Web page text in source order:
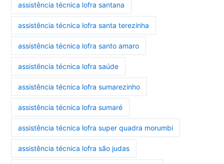
assistência técnica lofra santana
assistência técnica lofra santa terezinha
assistência técnica lofra santo amaro
assistência técnica lofra saúde
assistência técnica lofra sumarezinho
assistência técnica lofra sumaré
assistência técnica lofra super quadra morumbi
assistência técnica lofra são judas